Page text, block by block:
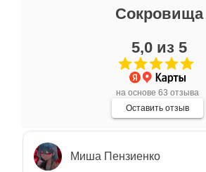
Сокровища
5,0 из 5
на основе 63 отзыва
Оставить отзыв
Очень большой выбор
индивидуально и завораживает
красотой! Трудно не купить всё!
Отзыв Яндекс.Карты
Миша Пензиенко